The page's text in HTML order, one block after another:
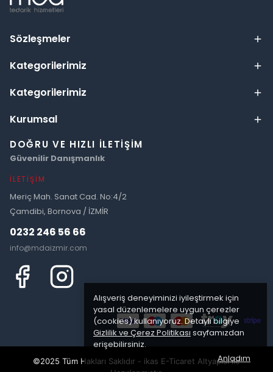
Alışveriş deneyiminizi iyileştirmek için
yasal düzenlemelere uygun çerezler
(cookies) kullanıyoruz. Detaylı bilgiye
Gizlilik ve Çerez Politikası sayfamızdan
erişebilirsiniz.
Anladım
Sözleşmeler
Kategorilerimiz
Kategorilerimiz
Kurumsal
DOĞRU VE HIZLI İLETIŞIM
Güvenilir Danışmanlık
İLETIŞIM
Meriç Mah. Sanat Cad. No:4/2
Çamdibi, Bornova / İZMİR
0232 246 56 66
info@mdaizmir.com
©2025 Tüm Hakları Saklıdır - ikas E-Ticaret Altyapısı ile